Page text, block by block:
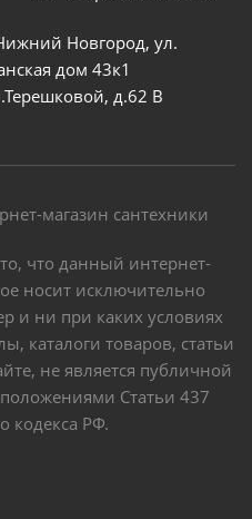
Новгород, ул.
дом 43к1
д.62 В
магазин сантехники
что данный интернет-
носит исключительно
и ни при каких условиях
каталоги товаров, статьи
не является публичной
Статьи 437
кодекса РФ.